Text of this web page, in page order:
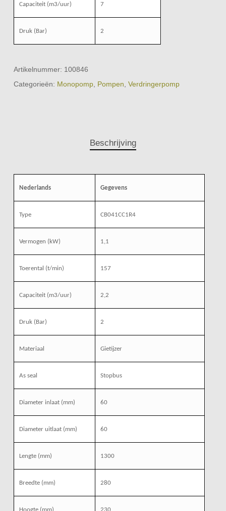
Capaciteit (m3/uur) 7
Druk (Bar) 2
Artikelnummer: 100846
Categorieën: Monopomp, Pompen Verdringerpomp
Beschrijving
Nederlands Gegevens
Type CB041CC1R4
Vermogen (kW) 1,1
Toerental (t/min) 157
Capaciteit (m3/uur) 2,2
Druk (Bar) 2
Materiaal Gietijzer
As seal Stopbus
Diameter inlaat (mm) 60
Diameter uitlaat (mm) 60
Lengte (mm) 1300
Breedte (mm) 280